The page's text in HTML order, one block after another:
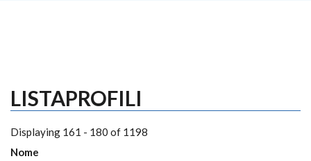
LISTAPROFILI
Displaying 161 - 180 of 1198
Nome